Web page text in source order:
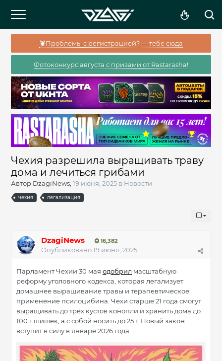
🦞Проблемы с регистрацией? — тебе сюда
Фотоконкурс августа с призами от Rastarasha!
Чехия разрешила выращивать траву
дома и лечиться грибами
Автор DzagiNews, 19 июня, 2025 в Новости
чехия легализация
DzagiNews 16,382
Опубликовано19 июня, 2025
Парламент Чехии 30 мая одобрил масштабную
реформу уголовного кодекса, которая легализует
домашнее выращивание травы и терапевтическое
применение псилоцибина. Чехи старше 21 года смогут
выращивать до трёх кустов конопли и хранить дома до
100 г шишек, а с собой носить до 25 г. Новый закон
вступит в силу в январе 2026 года.